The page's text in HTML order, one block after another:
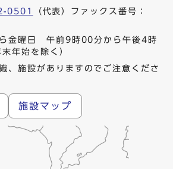
0501
（代表）ファックス番号：
金曜日 午前9時00分から午後4時
年始を除く）
、施設がありますのでご注意くださ
施設マップ